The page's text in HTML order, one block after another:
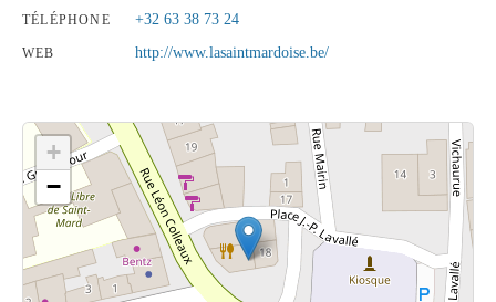
TÉLÉPHONE +32 63 38 73 24
WEB http://www.lasaintmardoise.be/
Cliquez sur le bouton pour afficher la carte.
Voir la carte
+
−